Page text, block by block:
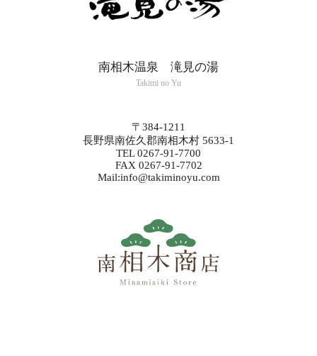
南相木温泉 滝見の湯
Takimi no Yu
〒384-1211
長野県南佐久郡南相木村 5633-1
TEL 0267-91-7700
FAX 0267-91-7702
Mail:info@takiminoyu.com